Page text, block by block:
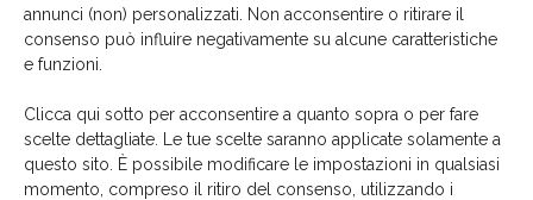
annunci (non) personalizzati. Non acconsentire o ritirare il
consenso può influire negativamente su alcune caratteristiche
e funzioni.
Clicca qui sotto per acconsentire a quanto sopra o per fare
scelte dettagliate. Le tue scelte saranno applicate solamente a
questo sito. È possibile modificare le impostazioni in qualsiasi
momento, compreso il ritiro del consenso, utilizzando i